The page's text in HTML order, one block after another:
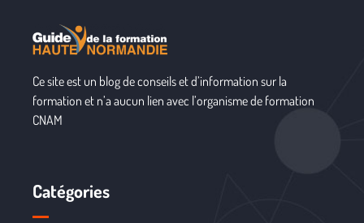
Ce site est un blog de conseils et d’information sur la
formation et n’a aucun lien avec l’organisme de formation
CNAM
Catégories